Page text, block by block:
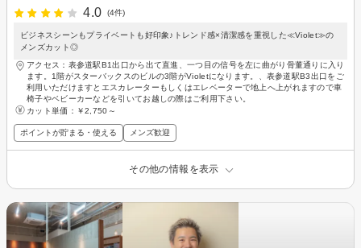
4.0
(4件)
ビジネスシーンもプライベートも好印象♪トレンド感×清潔感を重視した≪Violet≫の
メンズカット◎
アクセス：表参道駅B1出口から出て直進、一つ目の信号を左に曲がり骨董通りに入り
ます。1階がスターバックスのビルの3階がVioletになります。、表参道駅B3出口をご
利用いただけますとエスカレーターもしくはエレベーターで地上へ上がれますので車
椅子やベビーカーなどを引いてお越しの際はご利用下さい。
カット単価： ￥2,750～
ポイントが貯まる・使える メンズ歓迎
その他の情報を表示